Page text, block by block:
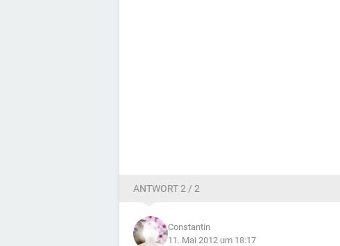
ANTWORT 2 / 2
Constantin
11. Mai 2012 um 18:17